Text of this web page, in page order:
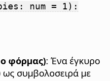
num = 1):
φόρμας): Ένα έγκυρο
συμβολοσειρά με